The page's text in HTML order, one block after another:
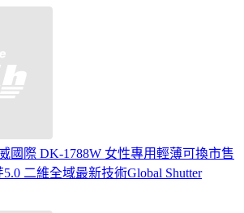
國際 DK-1788W 女性專用輕薄可換市售
二維全域最新技術Global Shutter